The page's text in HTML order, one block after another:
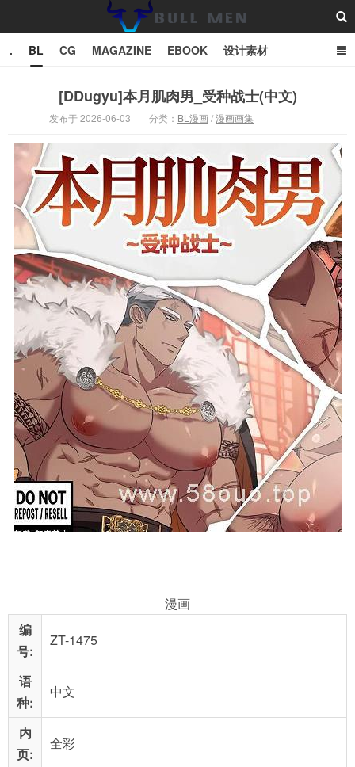
Bull Man斗牛士
. BL CG MAGAZINE EBOOK 设计素材
[DDugyu]本月肌肉男_受种战士(中文)
发布于 2026-06-03 分类： BL漫画/漫画画集
漫画
编
号:
ZT-1475
语
种:
中文
内
页:
全彩